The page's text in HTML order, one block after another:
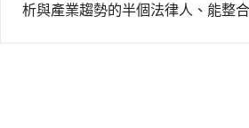
析與產業趨勢的半個法律人、能整